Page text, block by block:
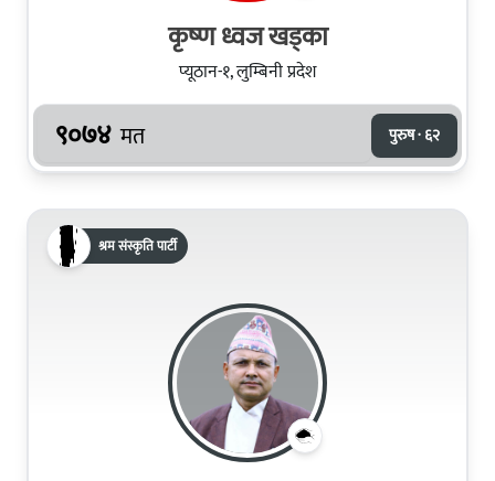
कृष्‍ण ध्वज खड्का
प्यूठान-१, लुम्बिनी प्रदेश
९०७४ मत पुरुष · ६२
श्रम संस्कृति पार्टी